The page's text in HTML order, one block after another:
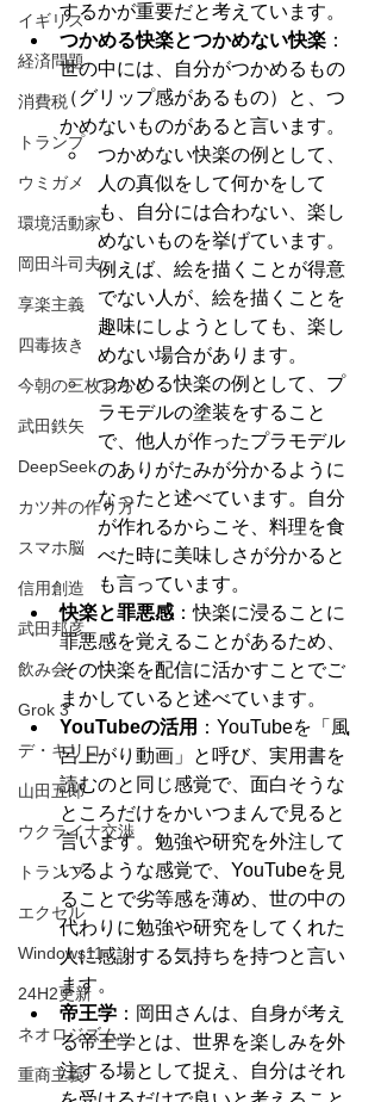
イギリス
経済問題
消費税
トランプ
ウミガメ
環境活動家
岡田斗司夫
享楽主義
四毒抜き
今朝の三枚おろし
武田鉄矢
DeepSeek
カツ丼の作り方
スマホ脳
信用創造
武田邦彦
飲み会
Grok 3
デ・キリコ
山田五郎
ウクライナ交渉
トランプ
エクセル
Windows11
24H2更新
ネオロジズム
重商主義
するかが重要だと考えています。
つかめる快楽とつかめない快楽 ：
世の中には、自分がつかめるもの
（グリップ感があるもの）と、つ
かめないものがあると言います。
つかめない快楽の例として、
人の真似をして何かをして
も、自分には合わない、楽し
めないものを挙げています。
例えば、絵を描くことが得意
でない人が、絵を描くことを
趣味にしようとしても、楽し
めない場合があります。
つかめる快楽の例として、プ
ラモデルの塗装をすること
で、他人が作ったプラモデル
のありがたみが分かるように
なったと述べています。自分
が作れるからこそ、料理を食
べた時に美味しさが分かると
も言っています。
快楽と罪悪感 ：快楽に浸ることに
罪悪感を覚えることがあるため、
その快楽を配信に活かすことでご
まかしていると述べています。
YouTubeの活用 ：YouTubeを「風
呂上がり動画」と呼び、実用書を
読むのと同じ感覚で、面白そうな
ところだけをかいつまんで見ると
言います。勉強や研究を外注して
いるような感覚で、YouTubeを見
ることで劣等感を薄め、世の中の
代わりに勉強や研究をしてくれた
人に感謝する気持ちを持つと言い
ます。
帝王学 ：岡田さんは、自身が考え
る帝王学とは、世界を楽しみを外
注する場として捉え、自分はそれ